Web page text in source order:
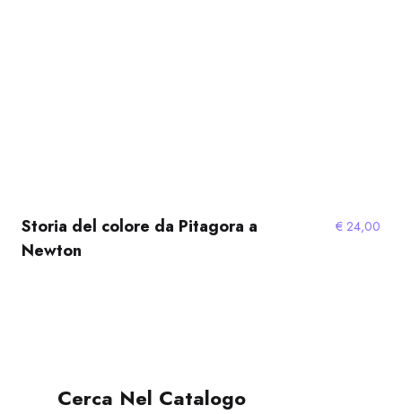
Storia del colore da Pitagora a
Newton
€ 24,00
Cerca Nel Catalogo